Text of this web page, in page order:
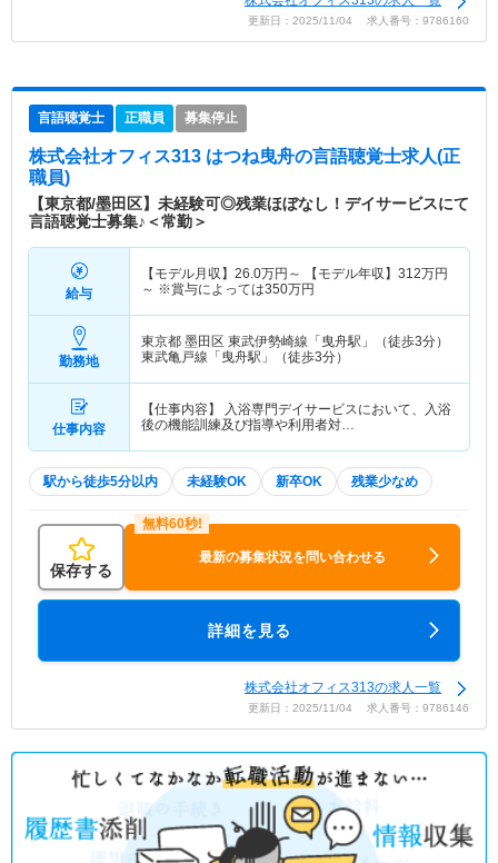
更新日：2025/11/04 求人番号：9786160
言語聴覚士 正職員 募集停止
株式会社オフィス313 はつね曳舟の言語聴覚士求人(正
職員)
【東京都/墨田区】未経験可◎残業ほぼなし！デイサービスにて
言語聴覚士募集♪＜常勤＞
給与
【モデル月収】 26.0万円～ 【モデル年収】 312万円
～ ※賞与によっては350万円
勤務地
東京都 墨田区 東武伊勢崎線「曳舟駅」（徒歩3分）
東武亀戸線「曳舟駅」（徒歩3分）
仕事内容
【仕事内容】 入浴専門デイサービスにおいて、入浴
後の機能訓練及び指導や利用者対…
駅から徒歩5分以内 未経験OK 新卒OK 残業少なめ
保存する
最新の募集状況を問い合わせる
詳細を見る
株式会社オフィス313の求人一覧
更新日：2025/11/04 求人番号：9786146